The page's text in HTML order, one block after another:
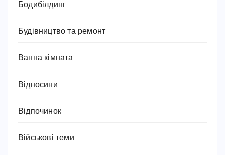
Бодибілдинг
Будівництво та ремонт
Ванна кімната
Відносини
Відпочинок
Військові теми